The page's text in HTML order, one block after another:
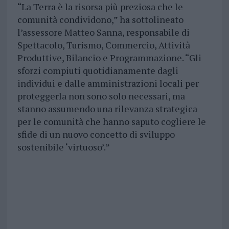
“La Terra è la risorsa più preziosa che le
comunità condividono,” ha sottolineato
l’assessore Matteo Sanna, responsabile di
Spettacolo, Turismo, Commercio, Attività
Produttive, Bilancio e Programmazione. “Gli
sforzi compiuti quotidianamente dagli
individui e dalle amministrazioni locali per
proteggerla non sono solo necessari, ma
stanno assumendo una rilevanza strategica
per le comunità che hanno saputo cogliere le
sfide di un nuovo concetto di sviluppo
sostenibile ‘virtuoso’.”